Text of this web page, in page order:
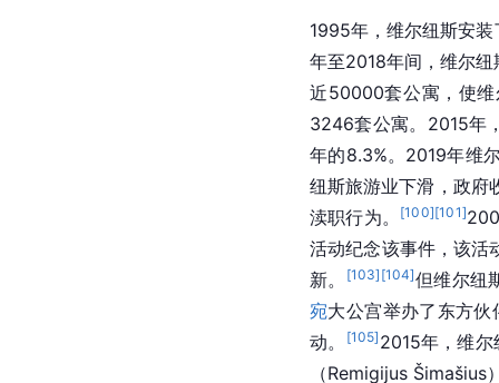
1995年，维尔纽斯安装
年至2018年间，维尔
近50000套公寓，使
3246套公寓。2015年
年的8.3%。2019年维
纽斯旅游业下滑，政府
渎职行为。
[100][101]
活动纪念该事件，该活
新。
[103] [104]但维尔纽
宛大公宫举办了东方
动。
[105] 2015年，维
（Remigijus Šimašius